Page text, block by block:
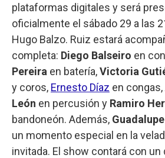
plataformas digitales y será
oficialmente el sábado 29 a las
Hugo Balzo. Ruiz estará
completa: Diego Balseiro en
Pereira en batería,Victoria
y coros, Ernesto Díaz en congas,
León en percusión y Ramiro
bandoneón. Además,
un momento especial en la
invitada. El show contará con